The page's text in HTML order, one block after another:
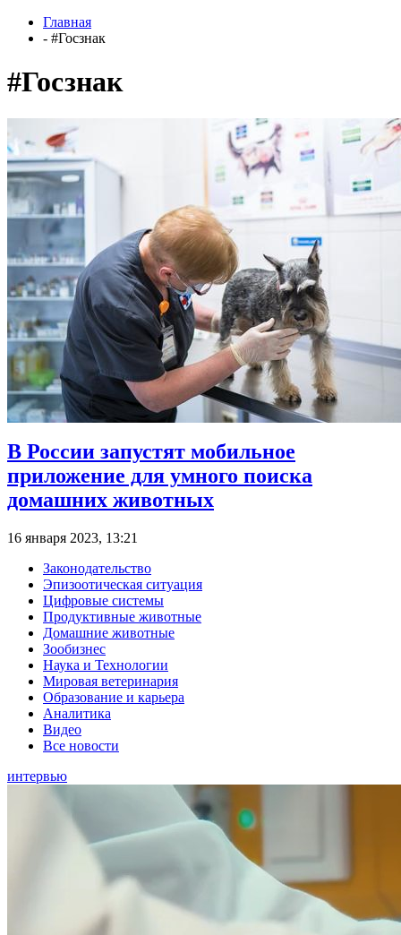
Главная
- #Госзнак
#Госзнак
В России запустят мобильное
приложение для умного поиска
домашних животных
16 января 2023, 13:21
Законодательство
Эпизоотическая ситуация
Цифровые системы
Продуктивные животные
Домашние животные
Зообизнес
Наука и Технологии
Мировая ветеринария
Образование и карьера
Аналитика
Видео
Все новости
интервью